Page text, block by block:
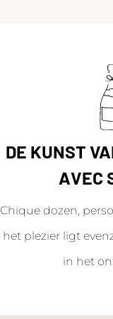
DE KUNST
AVEC
Chique dozen,
het plezier ligt
in het